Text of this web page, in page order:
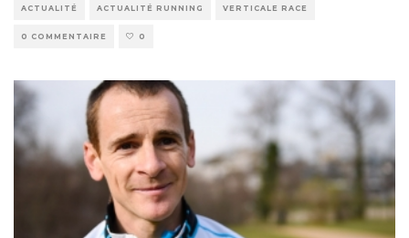
ACTUALITÉ ACTUALITÉ RUNNING VERTICALE RACE
0 COMMENTAIRE 0